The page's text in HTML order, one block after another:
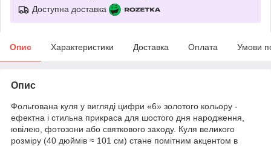
Доступна доставка
Опис Характеристики Доставка Оплата Умови
Опис
Фольгована куля у вигляді цифри «6» золотого кольору -
ефектна і стильна прикраса для шостого дня народження,
ювілею, фотозони або святкового заходу. Куля великого
розміру (40 дюймів ≈ 101 см) стане помітним акцентом в